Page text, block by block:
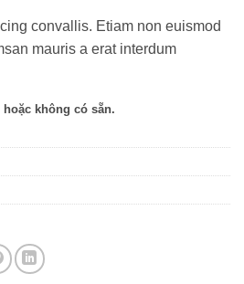
convallis. Etiam non euismod
mauris a erat interdum
không có sẵn.